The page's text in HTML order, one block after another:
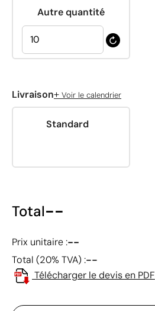
Autre quantité
Livraison+ Voir le calendrier
Standard
Total--
Prix unitaire :--
Total (20% TVA) :--
Télécharger le devis en PDF